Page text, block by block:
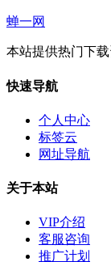
蝉一网
本站提供热门下
快速导航
个人中心
标签云
网址导航
关于本站
VIP介绍
客服咨询
推广计划